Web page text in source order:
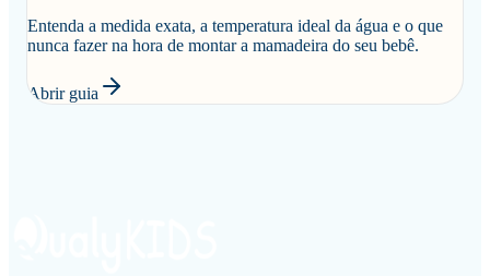
Entenda a medida exata, a temperatura ideal da água e o que
nunca fazer na hora de montar a mamadeira do seu bebê.
Abrir guia